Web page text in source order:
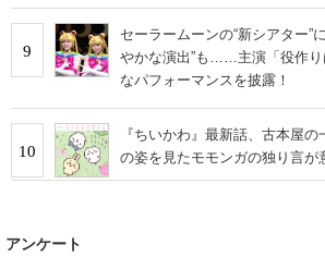
9
セーラームーンの“新シアター”
やかな演出”も……主演「役作り
なパフォーマンスを披露！
10
『ちいかわ』最新話、古本屋
の姿を見たモモンガの独り言が
アンケート